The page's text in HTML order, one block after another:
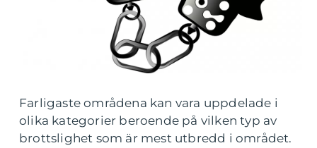
Farligaste områdena kan vara uppdelade i
olika kategorier beroende på vilken typ av
brottslighet som är mest utbredd i området.